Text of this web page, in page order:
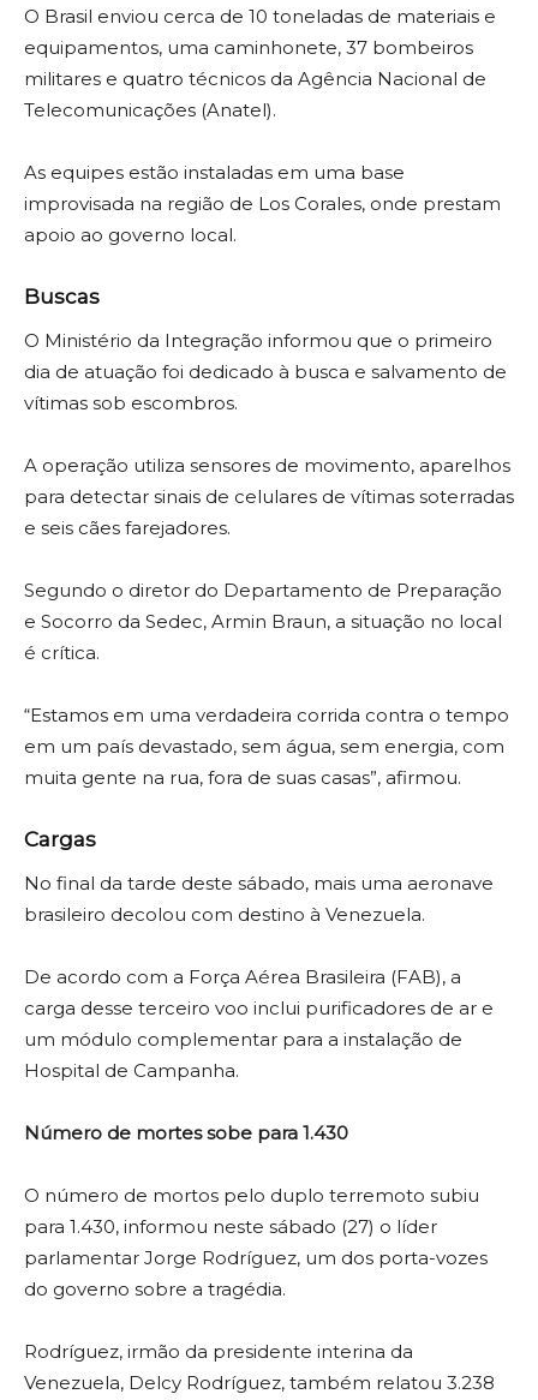
O Brasil enviou cerca de 10 toneladas de materiais e
equipamentos, uma caminhonete, 37 bombeiros
militares e quatro técnicos da Agência Nacional de
Telecomunicações (Anatel).
As equipes estão instaladas em uma base
improvisada na região de Los Corales, onde prestam
apoio ao governo local.
Buscas
O Ministério da Integração informou que o primeiro
dia de atuação foi dedicado à busca e salvamento de
vítimas sob escombros.
A operação utiliza sensores de movimento, aparelhos
para detectar sinais de celulares de vítimas soterradas
e seis cães farejadores.
Segundo o diretor do Departamento de Preparação
e Socorro da Sedec, Armin Braun, a situação no local
é crítica.
“Estamos em uma verdadeira corrida contra o tempo
em um país devastado, sem água, sem energia, com
muita gente na rua, fora de suas casas”, afirmou.
Cargas
No final da tarde deste sábado, mais uma aeronave
brasileiro decolou com destino à Venezuela.
De acordo com a Força Aérea Brasileira (FAB), a
carga desse terceiro voo inclui purificadores de ar e
um módulo complementar para a instalação de
Hospital de Campanha.
Número de mortes sobe para 1.430
O número de mortos pelo duplo terremoto subiu
para 1.430, informou neste sábado (27) o líder
parlamentar Jorge Rodríguez, um dos porta-vozes
do governo sobre a tragédia.
Rodríguez, irmão da presidente interina da
Venezuela, Delcy Rodríguez, também relatou 3.238